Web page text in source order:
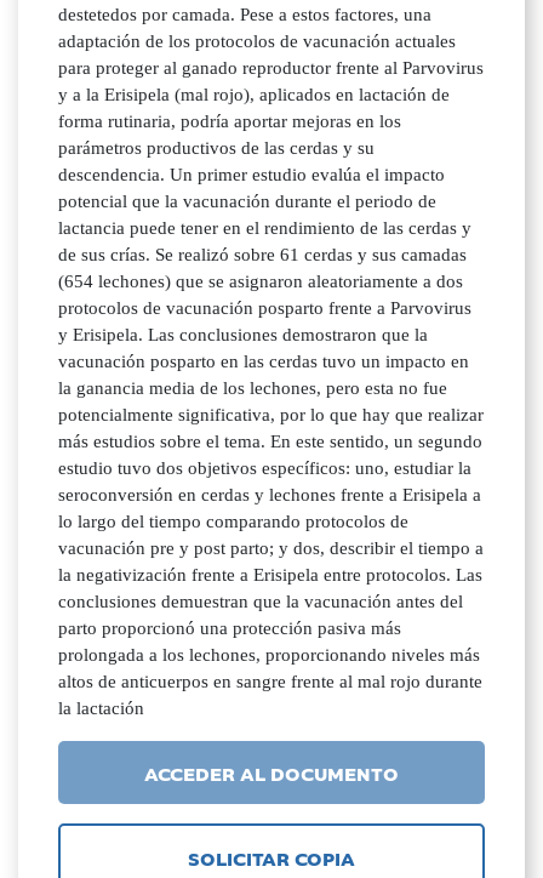
destetedos por camada. Pese a estos factores, una
adaptación de los protocolos de vacunación actuales
para proteger al ganado reproductor frente al Parvovirus
y a la Erisipela (mal rojo), aplicados en lactación de
forma rutinaria, podría aportar mejoras en los
parámetros productivos de las cerdas y su
descendencia. Un primer estudio evalúa el impacto
potencial que la vacunación durante el periodo de
lactancia puede tener en el rendimiento de las cerdas y
de sus crías. Se realizó sobre 61 cerdas y sus camadas
(654 lechones) que se asignaron aleatoriamente a dos
protocolos de vacunación posparto frente a Parvovirus
y Erisipela. Las conclusiones demostraron que la
vacunación posparto en las cerdas tuvo un impacto en
la ganancia media de los lechones, pero esta no fue
potencialmente significativa, por lo que hay que realizar
más estudios sobre el tema. En este sentido, un segundo
estudio tuvo dos objetivos específicos: uno, estudiar la
seroconversión en cerdas y lechones frente a Erisipela a
lo largo del tiempo comparando protocolos de
vacunación pre y post parto; y dos, describir el tiempo a
la negativización frente a Erisipela entre protocolos. Las
conclusiones demuestran que la vacunación antes del
parto proporcionó una protección pasiva más
prolongada a los lechones, proporcionando niveles más
altos de anticuerpos en sangre frente al mal rojo durante
la lactación
ACCEDER AL DOCUMENTO
SOLICITAR COPIA